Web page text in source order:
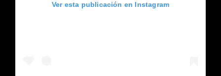
Ver esta publicación en Instagram